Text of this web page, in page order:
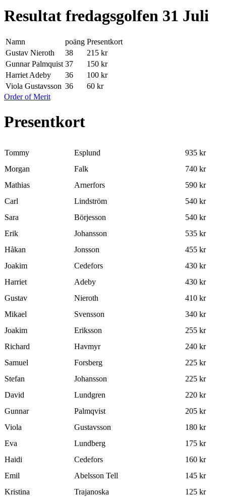
Resultat fredagsgolfen 31 Juli
Namn poäng Presentkort
Gustav Nieroth
38
215 kr
Gunnar Palmquist 37
150 kr
Harriet Adeby
36
100 kr
Viola Gustavsson 36
60 kr
Order of Merit
Presentkort
Tommy Esplund
935 kr
Morgan
Falk
740 kr
Mathias
Arnerfors
590 kr
Carl
Lindström
540 kr
Sara
Börjesson
540 kr
Erik
Johansson
535 kr
Håkan
Jonsson
455 kr
Joakim
Cedefors
430 kr
Harriet
Adeby
430 kr
Gustav
Nieroth
410 kr
Mikael
Svensson
340 kr
Joakim
Eriksson
255 kr
Richard
Havmyr
240 kr
Samuel
Forsberg
225 kr
Stefan
Johansson
225 kr
David
Lundgren
220 kr
Gunnar
Palmqvist
205 kr
Viola
Gustavsson
180 kr
Eva
Lundberg
175 kr
Haidi
Cedefors
160 kr
Emil
Abelsson Tell
145 kr
Kristina
Trajanoska
125 kr